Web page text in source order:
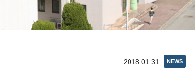
NEWS
2018.01.31